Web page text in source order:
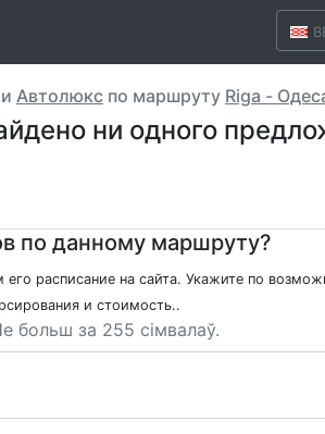
Автолюкс по маршруту Riga -
ни одного
по данному маршруту?
расписание на сайта. Укажите по
и стоимость..
больш за 255 сімвалаў.